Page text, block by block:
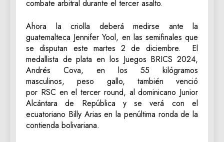
combate arbitral durante el tercer asalto.
Ahora la criolla deberá medirse ante la
guatemalteca Jennifer Yool, en las semifinales que
se disputan este martes 2 de diciembre. El
medallista de plata en los Juegos BRICS 2024,
Andrés Cova, en los 55 kilógramos
masculinos, peso gallo, también venció
por RSC en el tercer round, al dominicano Junior
Alcántara de República y se verá con el
ecuatoriano Billy Arias en la penúltima ronda de la
contienda bolivariana.